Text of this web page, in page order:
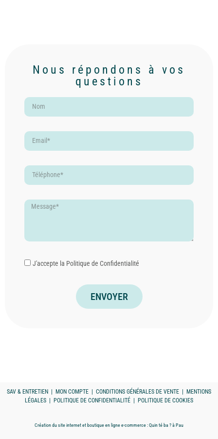
Nous répondons à vos
questions
J'accepte la Politique de Confidentialité
ENVOYER
SAV & ENTRETIEN | MON COMPTE | CONDITIONS GÉNÉRALES DE VENTE | MENTIONS
LÉGALES | POLITIQUE DE CONFIDENTIALITÉ | POLITIQUE DE COOKIES
Création du site internet et boutique en ligne e-commerce :Quin té ba ?à Pau